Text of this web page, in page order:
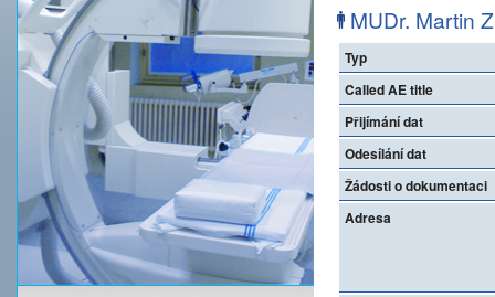
MUDr. Martin
Typ
Called AE title
Přijímání dat
Odesílání dat
Žádosti o dokumentaci
Adresa